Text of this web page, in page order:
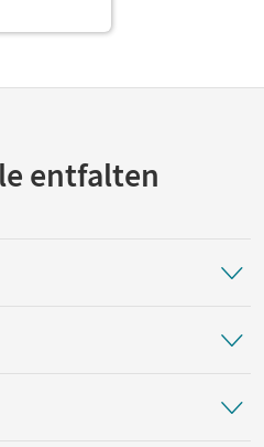
entfalten